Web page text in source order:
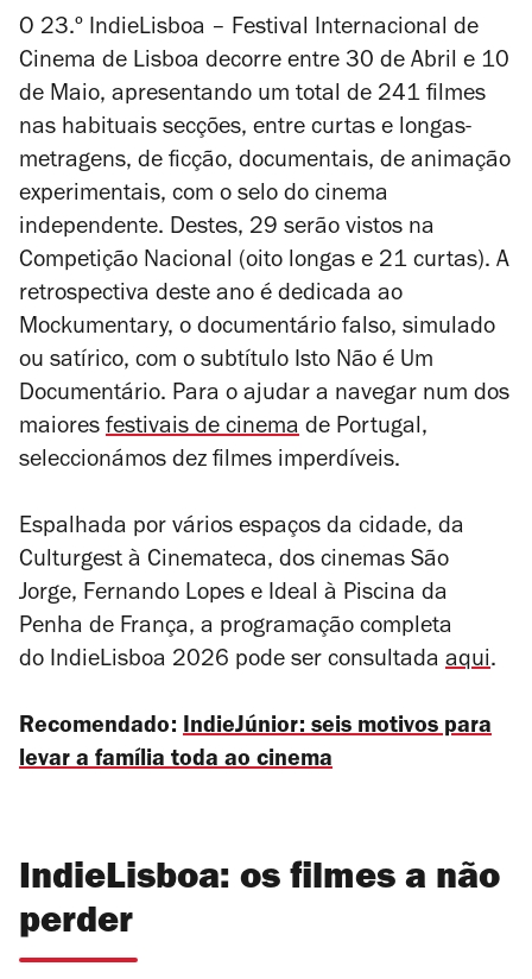
O 23.º IndieLisboa – Festival Internacional de
Cinema de Lisboa decorre entre 30 de Abril e 10
de Maio, apresentando um total de 241 filmes
nas habituais secções, entre curtas e longas-
metragens, de ficção, documentais, de animação
experimentais, com o selo do cinema
independente. Destes, 29 serão vistos na
Competição Nacional (oito longas e 21 curtas). A
retrospectiva deste ano é dedicada ao
Mockumentary, o documentário falso, simulado
ou satírico, com o subtítulo Isto Não é Um
Documentário. Para o ajudar a navegar num dos
maiores festivais de cinema de Portugal,
seleccionámos dez filmes imperdíveis.
Espalhada por vários espaços da cidade, da
Culturgest à Cinemateca, dos cinemas São
Jorge, Fernando Lopes e Ideal à Piscina da
Penha de França, a programação completa
do IndieLisboa 2026 pode ser consultada aqui.
Recomendado: IndieJúnior: seis motivos para
levar a família toda ao cinema
IndieLisboa: os filmes a não
perder